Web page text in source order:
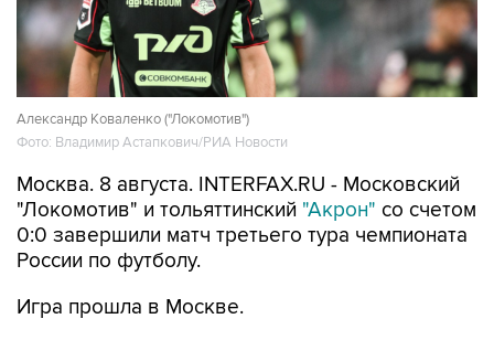
Александр Коваленко ("Локомотив")
Фото: Владимир Астапкович/РИА Новости
Москва. 8 августа. INTERFAX.RU - Московский
"Локомотив" и тольяттинский "Акрон" со счетом
0:0 завершили матч третьего тура чемпионата
России по футболу.
Игра прошла в Москве.